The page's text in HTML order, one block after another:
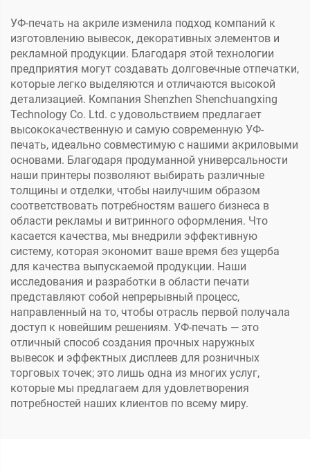
телефонов, наклеек,
акрила, стекла
УФ-печать на акриле изменила подход компаний к
изготовлению вывесок, декоративных элементов и
рекламной продукции. Благодаря этой технологии
предприятия могут создавать долговечные отпечатки,
которые легко выделяются и отличаются высокой
детализацией. Компания Shenzhen Shenchuangxing
Technology Co. Ltd. с удовольствием предлагает
высококачественную и самую современную УФ-
печать, идеально совместимую с нашими акриловыми
основами. Благодаря продуманной универсальности
наши принтеры позволяют выбирать различные
толщины и отделки, чтобы наилучшим образом
соответствовать потребностям вашего бизнеса в
области рекламы и витринного оформления. Что
касается качества, мы внедрили эффективную
систему, которая экономит ваше время без ущерба
для качества выпускаемой продукции. Наши
исследования и разработки в области печати
представляют собой непрерывный процесс,
направленный на то, чтобы отрасль первой получала
доступ к новейшим решениям. УФ-печать — это
отличный способ создания прочных наружных
вывесок и эффектных дисплеев для розничных
торговых точек; это лишь одна из многих услуг,
которые мы предлагаем для удовлетворения
потребностей наших клиентов по всему миру.